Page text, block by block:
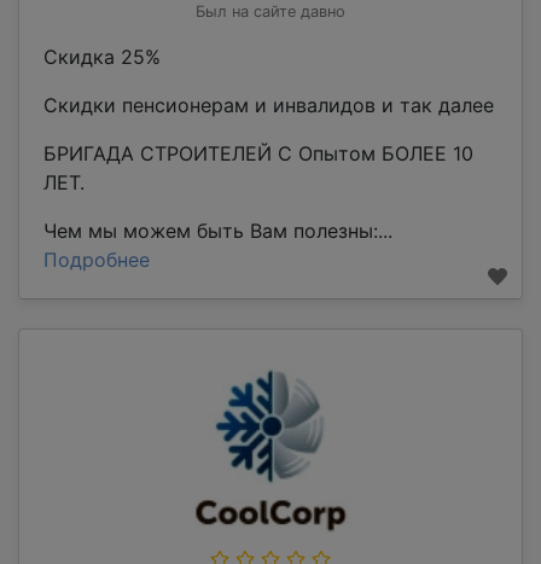
Был на сайте давно
Скидка 25%
Скидки пенсионерам и инвалидов и так далее
БРИГАДА СТРОИТЕЛЕЙ С Опытом БОЛЕЕ 10
ЛЕТ.
Чем мы можем быть Вам полезны:...
Подробнее